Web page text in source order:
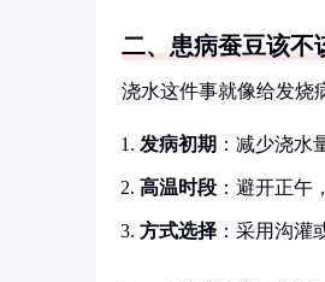
二、患病蚕豆该不
浇水这件事就像给发烧
发病初期 ：减少浇水
高温时段 ：避开正午
方式选择 ：采用沟灌